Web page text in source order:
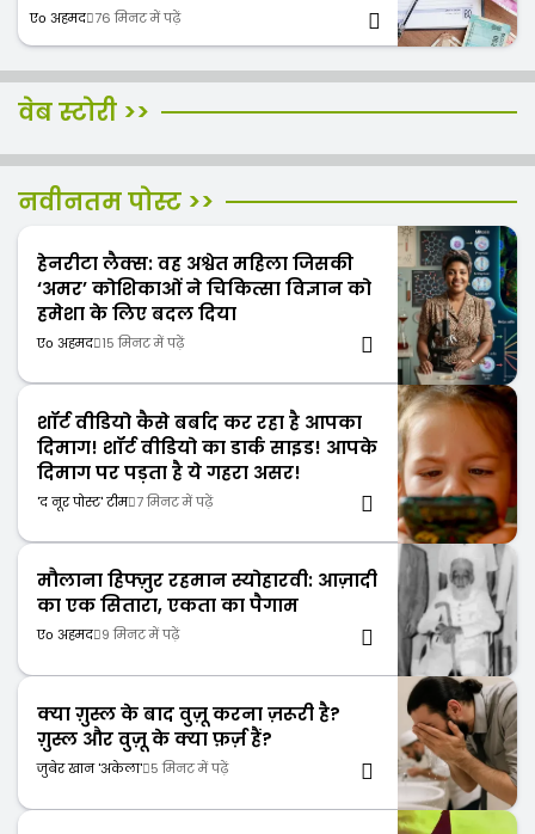
एо अहमद 76 मिनट में पढ़ें
वेब स्टोरी >>
हवा में उड़ान भरनेवाला दुनिया
का पहला इन्सान “अब्बास इब्न
फिरनास”
मारियाना ट्रेंच का रहस्य
नवीनतम पोस्ट >>
हेनरीटा लैक्स: वह अश्वेत महिला जिसकी
‘अमर’ कोशिकाओं ने चिकित्सा विज्ञान को
हमेशा के लिए बदल दिया
एо अहमद 15 मिनट में पढ़ें
शॉर्ट वीडियो कैसे बर्बाद कर रहा है आपका
दिमाग! शॉर्ट वीडियो का डार्क साइड! आपके
दिमाग पर पड़ता है ये गहरा असर!
'द नूर पोस्ट' टीम 7 मिनट में पढ़ें
मौलाना हिफ्ज़ुर रहमान स्योहारवी: आज़ादी
का एक सितारा, एकता का पैगाम
एо अहमद 9 मिनट में पढ़ें
क्या ग़ुस्ल के बाद वुज़ू करना ज़रूरी है?
ग़ुस्ल और वुज़ू के क्या फ़र्ज़ हैं?
जुबेर खान 'अकेला' 5 मिनट में पढ़ें